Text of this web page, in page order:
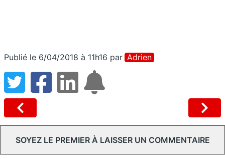
Publié le 6/04/2018 à 11h16 par Adrien
SOYEZ LE PREMIER À LAISSER UN COMMENTAIRE